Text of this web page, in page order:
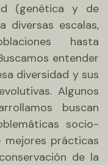
(genética y de
diversas escalas,
hasta
entender
diversidad y sus
Algunos
buscan
socio-
mejores prácticas
de la